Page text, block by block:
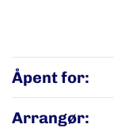
Åpent for:
Arrangør: